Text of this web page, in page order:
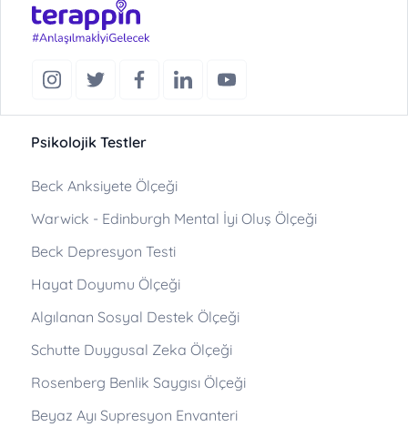
Psikolojik Testler
Beck Anksiyete Ölçeği
Warwick - Edinburgh Mental İyi Oluş Ölçeği
Beck Depresyon Testi
Hayat Doyumu Ölçeği
Algılanan Sosyal Destek Ölçeği
Schutte Duygusal Zeka Ölçeği
Rosenberg Benlik Saygısı Ölçeği
Beyaz Ayı Supresyon Envanteri